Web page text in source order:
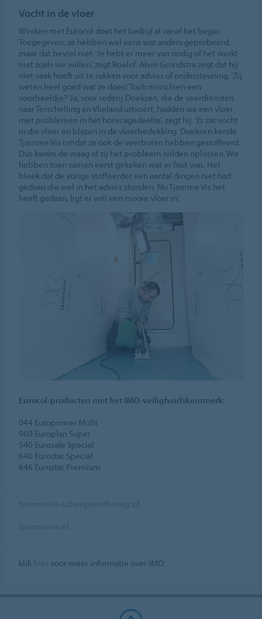
Vocht in de vloer
Werken met Eurocol doet het bedrijf al vanaf het begin.
Toegegeven: ze hebben wel eens wat anders geprobeerd,
maar dat beviel niet. ‘Je hebt er meer van nodig of het werkt
niet zoals we willen’, zegt Roelof. Alvin Grondstra zegt dat hij
niet vaak hoeft uit te rukken voor advies of ondersteuning. ‘Zij
weten heel goed wat ze doen.’ Toch misschien een
voorbeeldje? ‘Ja, voor rederij Doeksen, die de veerdiensten
naar Terschelling en Vlieland uitvoert, hadden we een vloer
met problemen in het horecagedeelte’, zegt hij. ‘Er zat vocht
in die vloer en blazen in de vloerbedekking. Doeksen kende
Tjamme Vis omdat ze ook de veerboten hebben gestoffeerd.
Dus kwam de vraag of zij het probleem wilden oplossen. We
hebben toen samen eerst gekeken wat er fout was. Het
bleek dat de vorige stoffeerder een aantal dingen niet had
gedaan die wel in het advies stonden. Nu Tjamme Vis het
heeft gedaan, ligt er wél een mooie vloer in.’
Eurocol-producten met het IMO-veiligheidskeurmerk:
044 Europrimer Multi
960 Europlan Super
540 Eurosafe Special
640 Eurostar Special
646 Eurostar Premium
klik voor meer informatie over IMO.